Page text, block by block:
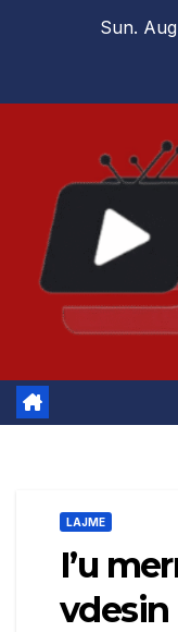
Sun.
LAJME
I’u
vdesin